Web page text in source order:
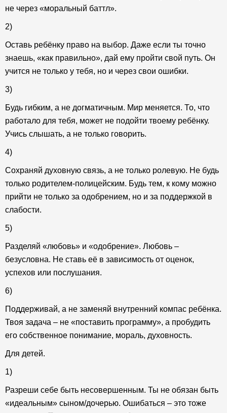
не через «моральный баттл».
2)
Оставь ребёнку право на выбор. Даже если ты точно
знаешь, «как правильно», дай ему пройти свой путь. Он
учится не только у тебя, но и через свои ошибки.
3)
Будь гибким, а не догматичным. Мир меняется. То, что
работало для тебя, может не подойти твоему ребёнку.
Учись слышать, а не только говорить.
4)
Сохраняй духовную связь, а не только ролевую. Не будь
только родителем-полицейским. Будь тем, к кому можно
прийти не только за одобрением, но и за поддержкой в
слабости.
5)
Разделяй «любовь» и «одобрение». Любовь –
безусловна. Не ставь её в зависимость от оценок,
успехов или послушания.
6)
Поддерживай, а не заменяй внутренний компас ребёнка.
Твоя задача – не «поставить программу», а пробудить
его собственное понимание, мораль, духовность.
Для детей.
1)
Разреши себе быть несовершенным. Ты не обязан быть
«идеальным» сыном/дочерью. Ошибаться – это тоже